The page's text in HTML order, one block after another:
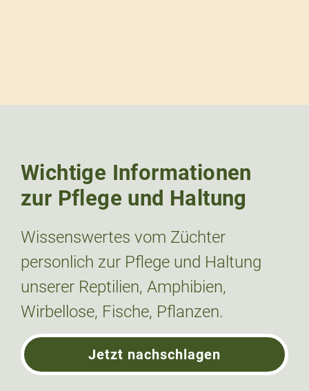
Wichtige Informationen
zur Pflege und Haltung
Wissenswertes vom Züchter
personlich zur Pflege und Haltung
unserer Reptilien, Amphibien,
Wirbellose, Fische, Pflanzen.
Jetzt nachschlagen